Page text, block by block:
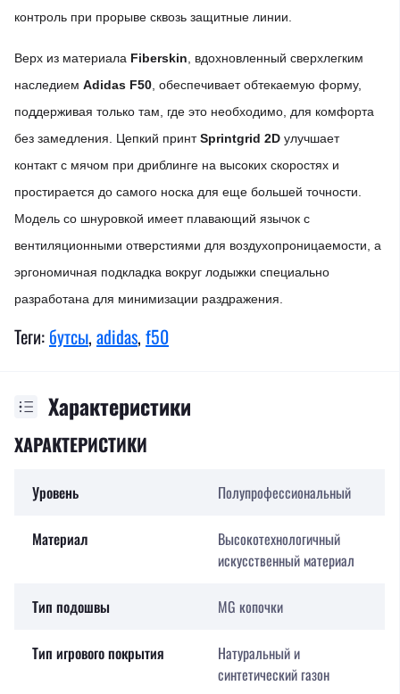
контроль при прорыве сквозь защитные линии.
Верх из материала Fiberskin , вдохновленный сверхлегким
наследием Adidas F50 , обеспечивает обтекаемую форму,
поддерживая только там, где это необходимо, для комфорта
без замедления. Цепкий принтSprintgrid 2D улучшает
контакт с мячом при дриблинге на высоких скоростях и
простирается до самого носка для еще большей точности.
Модель со шнуровкой имеет плавающий язычок с
вентиляционными отверстиями для воздухопроницаемости, а
эргономичная подкладка вокруг лодыжки специально
разработана для минимизации раздражения.
Теги: бутсы, adidas, f50
Характеристики
ХАРАКТЕРИСТИКИ
Уровень Полупрофессиональный
Материал
Высокотехнологичный
искусственный материал
Тип подошвы MG копочки
Тип игрового покрытия
Натуральный и
синтетический газон